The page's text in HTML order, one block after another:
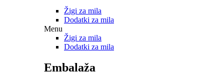
Žigi za mila
Dodatki za mila
Menu
Žigi za mila
Dodatki za mila
Embalaža